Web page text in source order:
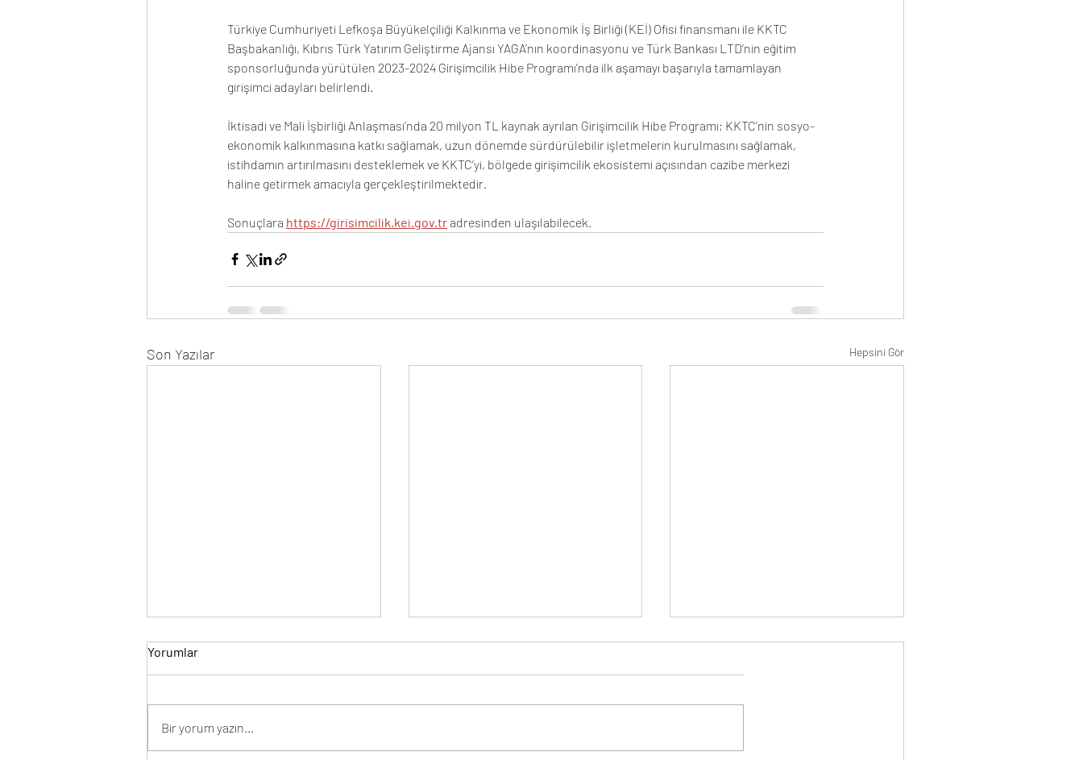
Türkiye Cumhuriyeti Lefkoşa Büyükelçiliği Kalkınma ve Ekonomik İş Birliği (KEİ) Ofisi finansmanı ile KKTC
Başbakanlığı, Kıbrıs Türk Yatırım Geliştirme Ajansı YAGA’nın koordinasyonu ve Türk Bankası LTD’nin eğitim
sponsorluğunda yürütülen 2023-2024 Girişimcilik Hibe Programı’nda ilk aşamayı başarıyla tamamlayan
girişimci adayları belirlendi.
İktisadi ve Mali İşbirliği Anlaşması’nda 20 milyon TL kaynak ayrılan Girişimcilik Hibe Programı; KKTC’nin sosyo-
ekonomik kalkınmasına katkı sağlamak, uzun dönemde sürdürülebilir işletmelerin kurulmasını sağlamak,
istihdamın artırılmasını desteklemek ve KKTC’yi, bölgede girişimcilik ekosistemi açısından cazibe merkezi
haline getirmek amacıyla gerçekleştirilmektedir.
Sonuçlara https://girisimcilik.kei.gov.tr adresinden ulaşılabilecek.
Son Yazılar Hepsini Gör
Yorumlar
Bir yorum yazın...